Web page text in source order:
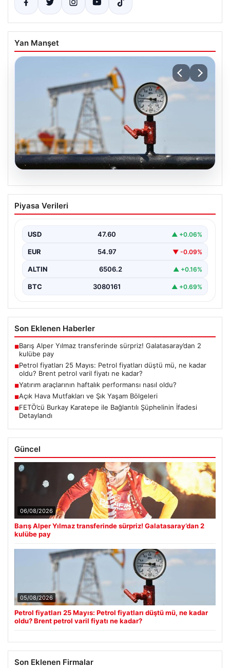
Yan Manşet
05.08.2026
Petrol fiyatları 25 Mayıs: Petrol fiyatları
düştü mü, ne kadar oldu? Brent petrol
Piyasa Verileri
USD 47.60 ▲ +0.06%
EUR 54.97 ▼ -0.09%
ALTIN 6506.2 ▲ +0.16%
BTC 3080161 ▲ +0.69%
Son Eklenen Haberler
■Barış Alper Yılmaz transferinde sürpriz! Galatasaray’dan 2
kulübe pay
■Petrol fiyatları 25 Mayıs: Petrol fiyatları düştü mü, ne kadar
oldu? Brent petrol varil fiyatı ne kadar?
■Yatırım araçlarının haftalık performansı nasıl oldu?
■Açık Hava Mutfakları ve Şık Yaşam Bölgeleri
■FETÖ’cü Burkay Karatepe ile Bağlantılı Şüphelinin İfadesi
Detaylandı
Güncel
06/08/2026
Barış Alper Yılmaz transferinde sürpriz! Galatasaray’dan 2
kulübe pay
05/08/2026
Petrol fiyatları 25 Mayıs: Petrol fiyatları düştü mü, ne kadar
oldu? Brent petrol varil fiyatı ne kadar?
Son Eklenen Firmalar